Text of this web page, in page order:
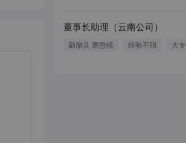
董事长助理（云南公司）
勐腊县 磨憨镇 经验不限 大专